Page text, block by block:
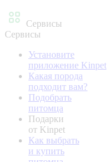
Сервисы
Сервисы
Установите
приложение Kinpet
Какая порода
подходит вам?
Подобрать
питомца
Подарки
от Kinpet
Как выбрать
и купить